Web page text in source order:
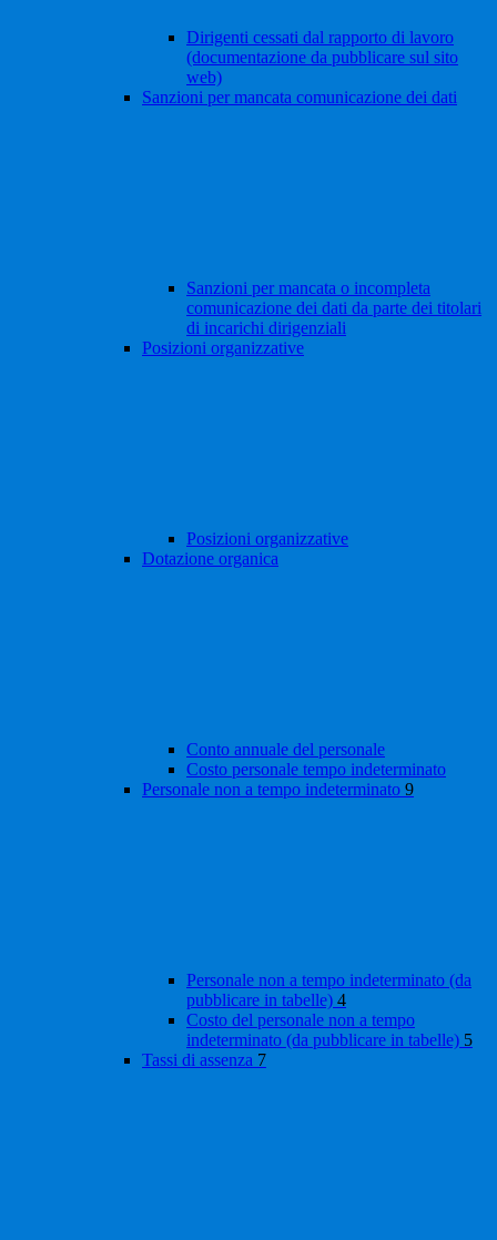
Dirigenti cessati dal rapporto di lavoro
(documentazione da pubblicare sul sito
web)
Sanzioni per mancata comunicazione dei dati
Sanzioni per mancata o incompleta
comunicazione dei dati da parte dei titolari
di incarichi dirigenziali
Posizioni organizzative
Posizioni organizzative
Dotazione organica
Conto annuale del personale
Costo personale tempo indeterminato
Personale non a tempo indeterminato 9
Personale non a tempo indeterminato (da
pubblicare in tabelle) 4
Costo del personale non a tempo
indeterminato (da pubblicare in tabelle) 5
Tassi di assenza 7